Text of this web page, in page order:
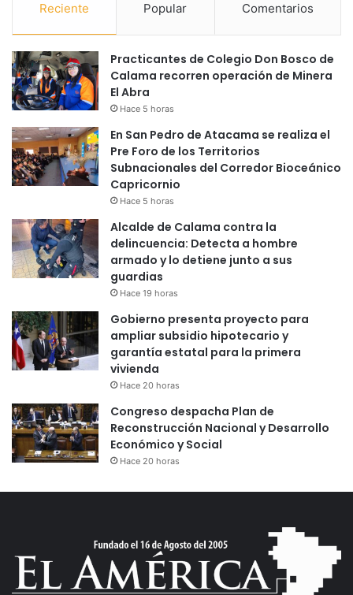
Reciente Popular Comentarios
Practicantes de Colegio Don Bosco de
Calama recorren operación de Minera
El Abra
Hace 5 horas
En San Pedro de Atacama se realiza el
Pre Foro de los Territorios
Subnacionales del Corredor Bioceánico
Capricornio
Hace 5 horas
Alcalde de Calama contra la
delincuencia: Detecta a hombre
armado y lo detiene junto a sus
guardias
Hace 19 horas
Gobierno presenta proyecto para
ampliar subsidio hipotecario y
garantía estatal para la primera
vivienda
Hace 20 horas
Congreso despacha Plan de
Reconstrucción Nacional y Desarrollo
Económico y Social
Hace 20 horas